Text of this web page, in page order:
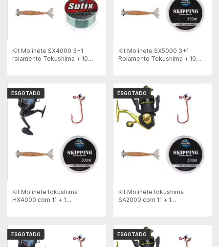
Kit Molinete SX4000 3+1
rolamento Tokushima + 10
Kit Molinete SX5000 3+1
Rolamento Tokushima + 10
ESGOTADO
Kit Molinete tokushima
HX4000 com 11 + 1
ESGOTADO
Kit Molinete tokushima
SA2000 com 11 + 1
ESGOTADO ESGOTADO